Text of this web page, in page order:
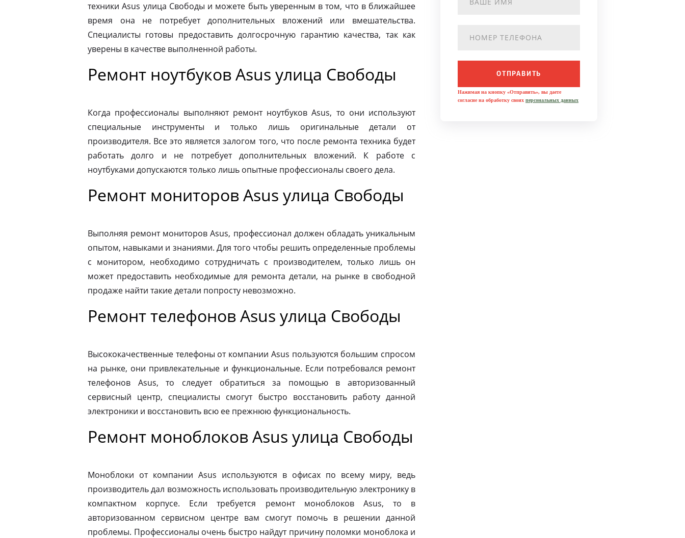
техники Asus улица Свободы и можете быть уверенным в том, что в ближайшее
время она не потребует дополнительных вложений или вмешательства.
Специалисты готовы предоставить долгосрочную гарантию качества, так как
уверены в качестве выполненной работы.
Ремонт ноутбуков Asus улица Свободы
Когда профессионалы выполняют ремонт ноутбуков Asus, то они используют
специальные инструменты и только лишь оригинальные детали от
производителя. Все это является залогом того, что после ремонта техника будет
работать долго и не потребует дополнительных вложений. К работе с
ноутбуками допускаются только лишь опытные профессионалы своего дела.
Ремонт мониторов Asus улица Свободы
Выполняя ремонт мониторов Asus, профессионал должен обладать уникальным
опытом, навыками и знаниями. Для того чтобы решить определенные проблемы
с монитором, необходимо сотрудничать с производителем, только лишь он
может предоставить необходимые для ремонта детали, на рынке в свободной
продаже найти такие детали попросту невозможно.
Ремонт телефонов Asus улица Свободы
Высококачественные телефоны от компании Asus пользуются большим спросом
на рынке, они привлекательные и функциональные. Если потребовался ремонт
телефонов Asus, то следует обратиться за помощью в авторизованный
сервисный центр, специалисты смогут быстро восстановить работу данной
электроники и восстановить всю ее прежнюю функциональность.
Ремонт моноблоков Asus улица Свободы
Моноблоки от компании Asus используются в офисах по всему миру, ведь
производитель дал возможность использовать производительную электронику в
компактном корпусе. Если требуется ремонт моноблоков Asus, то в
авторизованном сервисном центре вам смогут помочь в решении данной
проблемы. Профессионалы очень быстро найдут причину поломки моноблока и
ОТПРАВИТЬ
Нажимая на кнопку «Отправить», вы даете
согласие на обработку своих персональных данных